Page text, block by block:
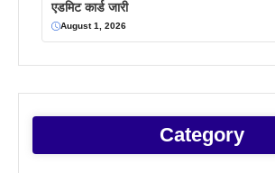
एडमिट कार्ड जारी
August 1, 2026
Category